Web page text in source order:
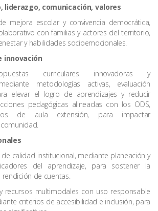
liderazgo, comunicación, valores
mejora escolar y convivencia democrática,
con familias y actores del territorio,
y habilidades socioemocionales.
innovación
curriculares innovadoras y
metodologías activas, evaluación
elevar el logro de aprendizajes y reducir
pedagógicas alineadas con los ODS,
de aula extensión, para impactar
calidad institucional, mediante planeación y
del aprendizaje, para sostener la
de cuentas.
recursos multimodales con uso responsable
criterios de accesibilidad e inclusión, para